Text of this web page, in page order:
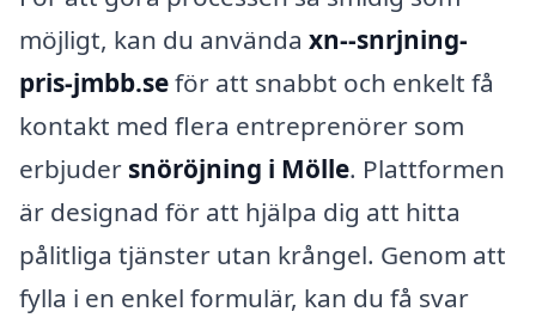
möjligt, kan du använda xn--snrjning-
pris-jmbb.seför att snabbt och enkelt få
kontakt med flera entreprenörer som
erbjuder snöröjning i Mölle. Plattformen
är designad för att hjälpa dig att hitta
pålitliga tjänster utan krångel. Genom att
fylla i en enkel formulär, kan du få svar